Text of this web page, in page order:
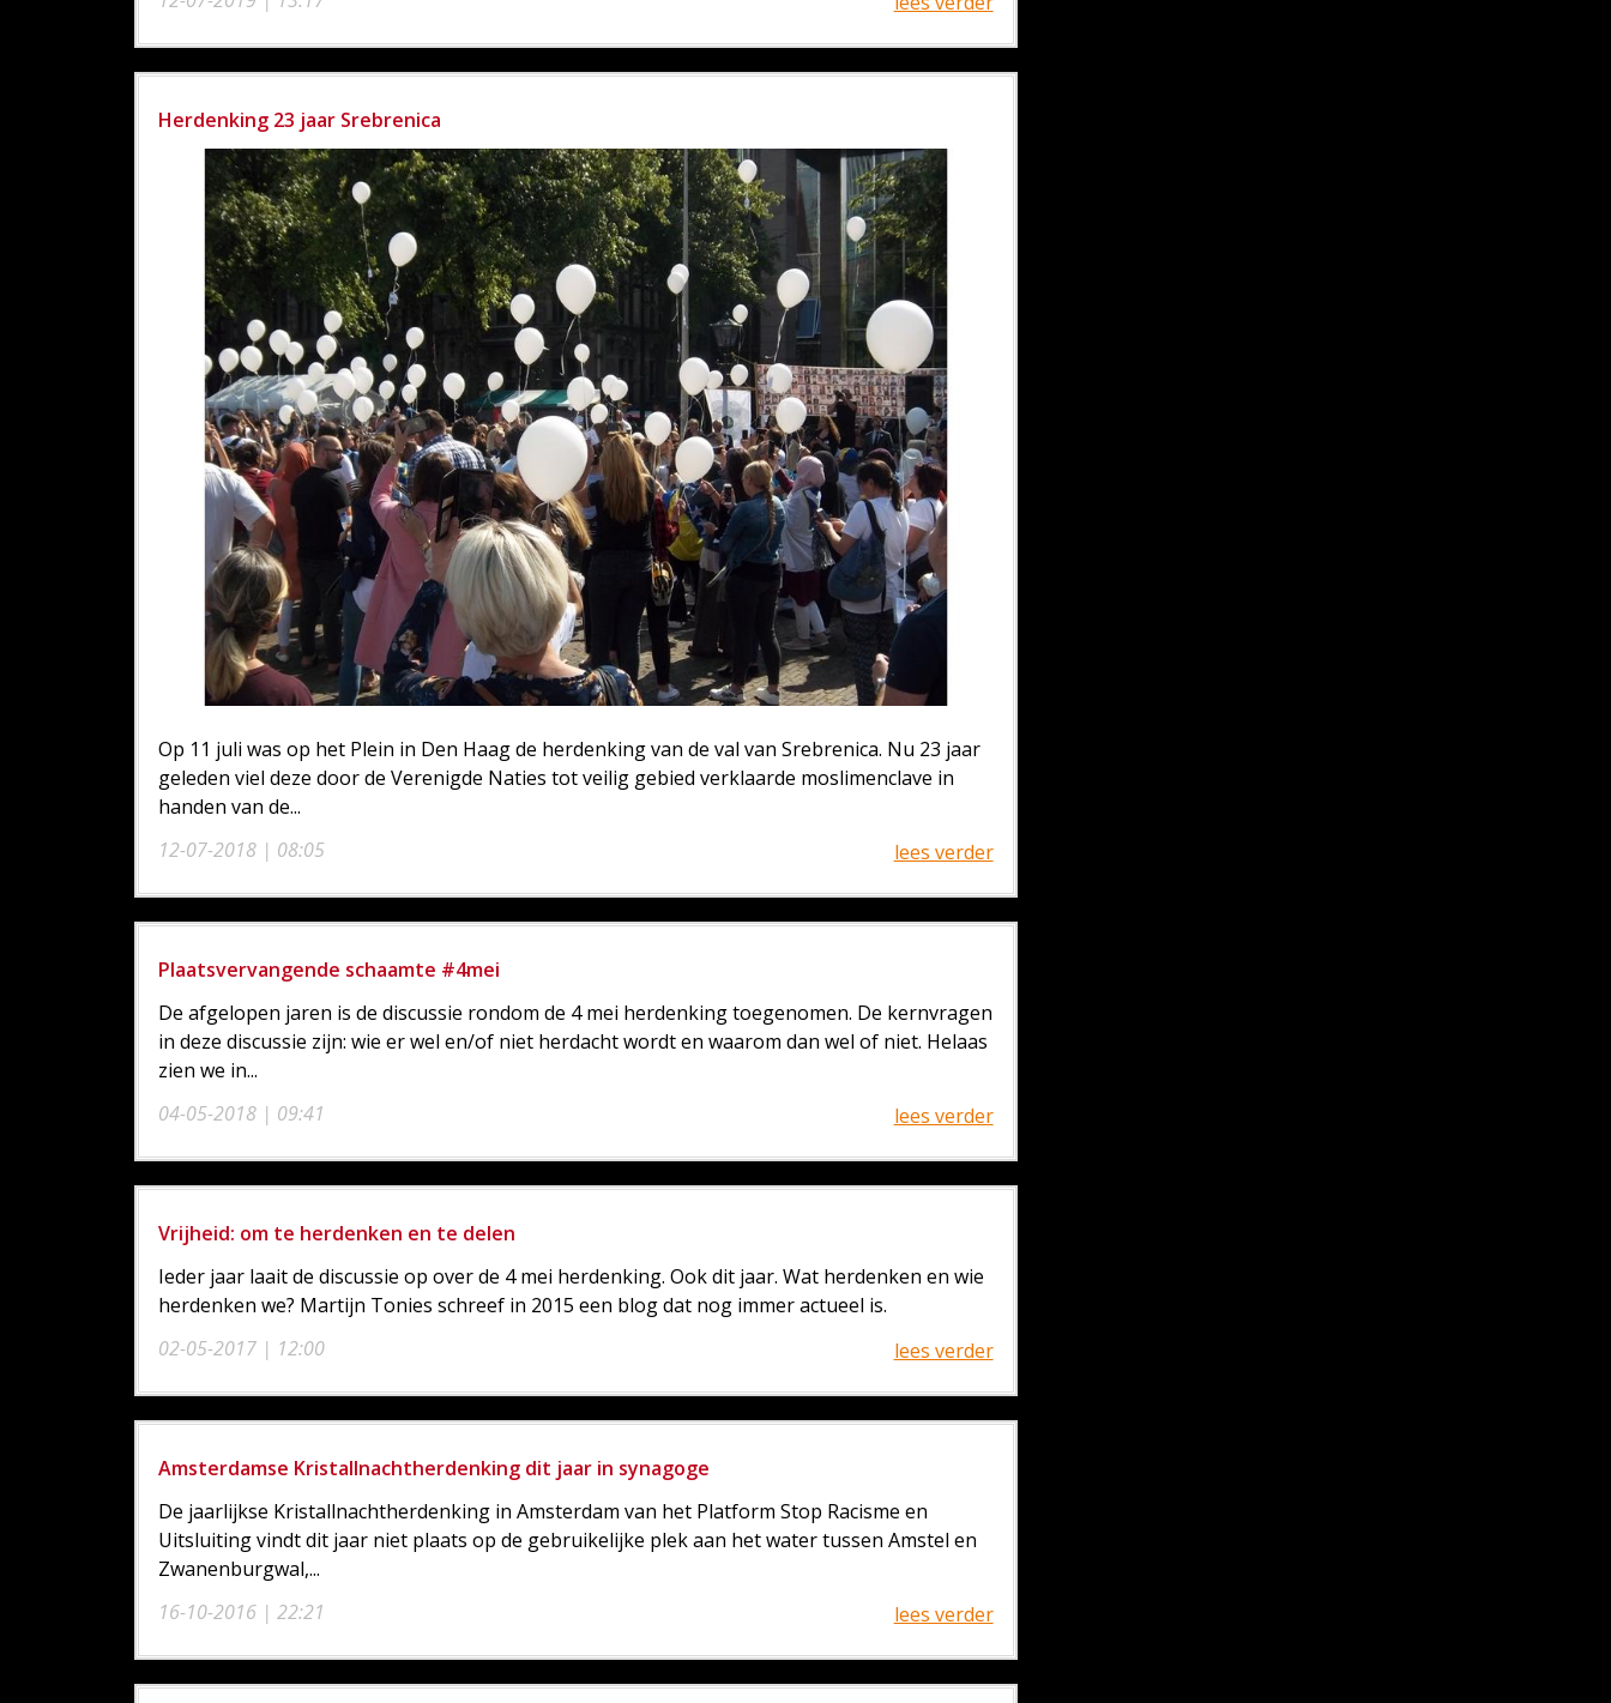
Herdenking 23 jaar Srebrenica
12-07-2018 | 08:05
Op 11 juli was op het Plein in Den Haag de herdenking van de val van Srebrenica. Nu 23 jaar
geleden viel deze door de Verenigde Naties tot veilig gebied verklaarde moslimenclave in
handen van de...
lees verder
Plaatsvervangende schaamte #4mei
04-05-2018 | 09:41
De afgelopen jaren is de discussie rondom de 4 mei herdenking toegenomen. De kernvragen
in deze discussie zijn: wie er wel en/of niet herdacht wordt en waarom dan wel of niet. Helaas
zien we in...
lees verder
Vrijheid: om te herdenken en te delen
02-05-2017 | 12:00
Ieder jaar laait de discussie op over de 4 mei herdenking. Ook dit jaar. Wat herdenken en wie
herdenken we? Martijn Tonies schreef in 2015 een blog dat nog immer actueel is.
lees verder
Amsterdamse Kristallnachtherdenking dit jaar in synagoge
16-10-2016 | 22:21
De jaarlijkse Kristallnachtherdenking in Amsterdam van het Platform Stop Racisme en
Uitsluiting vindt dit jaar niet plaats op de gebruikelijke plek aan het water tussen Amstel en
Zwanenburgwal,...
lees verder